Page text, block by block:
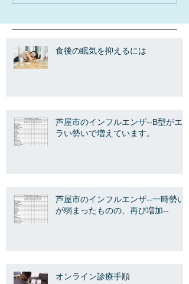
食後の眠気を抑えるには
芦屋市のインフルエンザ--B型がエ
ラい勢いで増えています。
芦屋市のインフルエンザ--一時勢い
が弱まったものの、再び増加--
オンライン診療手順